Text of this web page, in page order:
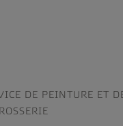
DE PEINTURE ET